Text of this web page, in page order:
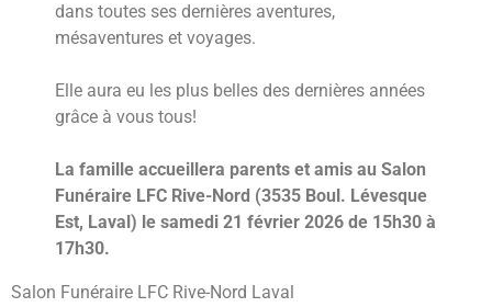
dans toutes ses dernières aventures,
mésaventures et voyages.
Elle aura eu les plus belles des dernières années
grâce à vous tous!
La famille accueillera parents et amis au Salon
Funéraire LFC Rive-Nord (3535 Boul. Lévesque
Est, Laval) le samedi 21 février 2026 de 15h30 à
17h30.
Salon Funéraire LFC Rive-Nord Laval